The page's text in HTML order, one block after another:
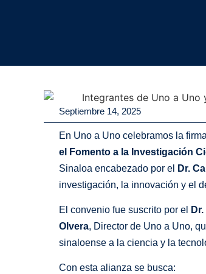
Septiembre 14, 2025
En Uno a Uno celebramos la
el Fomento a la Investigación
Sinaloa encabezado por el
Dr.
investigación, la innovación y el
El convenio fue suscrito por el
Olvera, Director de Uno a Uno,
sinaloense a la ciencia y la
Con esta alianza se busca: